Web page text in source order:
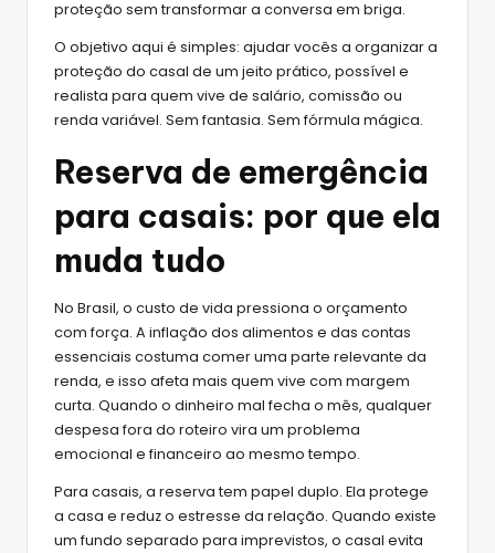
proteção sem transformar a conversa em briga.
O objetivo aqui é simples: ajudar vocês a organizar a
proteção do casal de um jeito prático, possível e
realista para quem vive de salário, comissão ou
renda variável. Sem fantasia. Sem fórmula mágica.
Reserva de emergência
para casais: por que ela
muda tudo
No Brasil, o custo de vida pressiona o orçamento
com força. A inflação dos alimentos e das contas
essenciais costuma comer uma parte relevante da
renda, e isso afeta mais quem vive com margem
curta. Quando o dinheiro mal fecha o mês, qualquer
despesa fora do roteiro vira um problema
emocional e financeiro ao mesmo tempo.
Para casais, a reserva tem papel duplo. Ela protege
a casa e reduz o estresse da relação. Quando existe
um fundo separado para imprevistos, o casal evita